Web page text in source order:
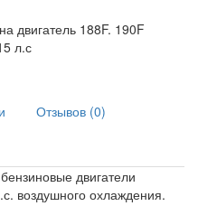
на двигатель 188F. 190F
л.с
Отзывов (0)
двигатели
воздушного охлаждения.